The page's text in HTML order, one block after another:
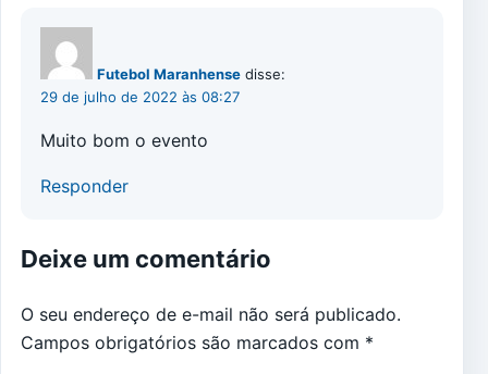
Futebol Maranhense disse:
29 de julho de 2022 às 08:27
Muito bom o evento
Responder
Deixe um comentário
O seu endereço de e-mail não será publicado.
Campos obrigatórios são marcados com *